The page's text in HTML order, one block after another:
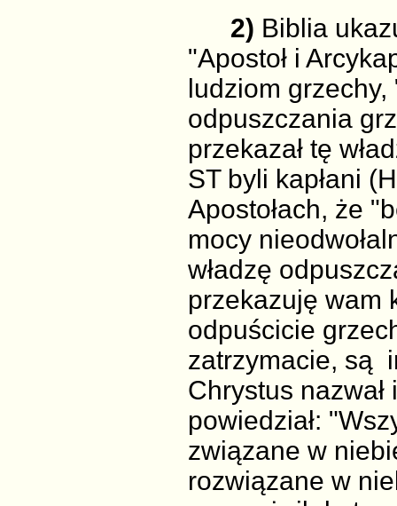
2) Biblia
"Apostoł i
ludziom
odpuszczania
przekazał tę
ST byli kapłani
Apostołach, że
mocy
władzę
przekazuję wam
odpuścicie
zatrzymacie, są
Chrystus
powiedział:
związane w
rozwiązane w